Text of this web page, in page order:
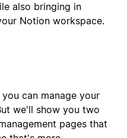
also bringing in
Notion workspace.
can manage your
we'll show you two
pages that